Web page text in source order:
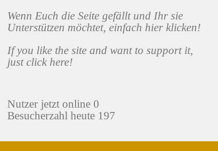
Wenn Euch die Seite gefällt und Ihr sie
Unterstützen möchtet, einfach hier klicken!
If you like the site and want to support it,
just click here!
Nutzer jetzt online 0
Besucherzahl heute 197